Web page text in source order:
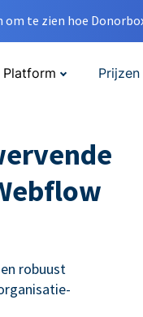
om te zien hoe
Platform Prijzen
robuust